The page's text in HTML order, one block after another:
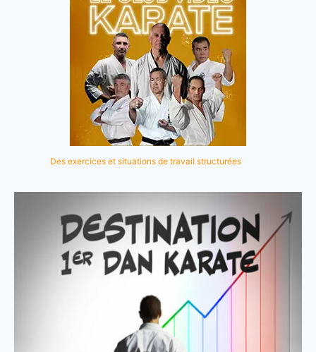
Des exercices et situations de travail structurées